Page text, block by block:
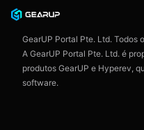
Acordo do Usuário
GearUP Portal Pte. Ltd. Todos
A GearUP Portal Pte. Ltd. é
produtos GearUP e Hyperev,
software.